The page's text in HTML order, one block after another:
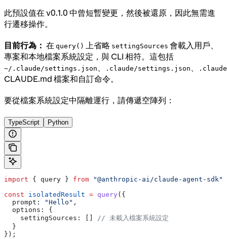
此預設值在 v0.1.0 中曾短暫變更，然後被還原，因此無需進
行遷移操作。
目前行為： 在 query() 上省略 settingSources 會載入用戶、
專案和本地檔案系統設定，與 CLI 相符。這包括
~/.claude/settings.json 、 .claude/settings.json 、
CLAUDE.md 檔案和自訂命令。
要從檔案系統設定中隔離運行，請傳遞空陣列：
TypeScript Python
import { query } from "@anthropic-ai/claude-agent-sdk"
const isolatedResult = query ({
  prompt:
"Hello" ,
  options:
{
    settingSources:
// 未載入檔案系統設定
  }
});